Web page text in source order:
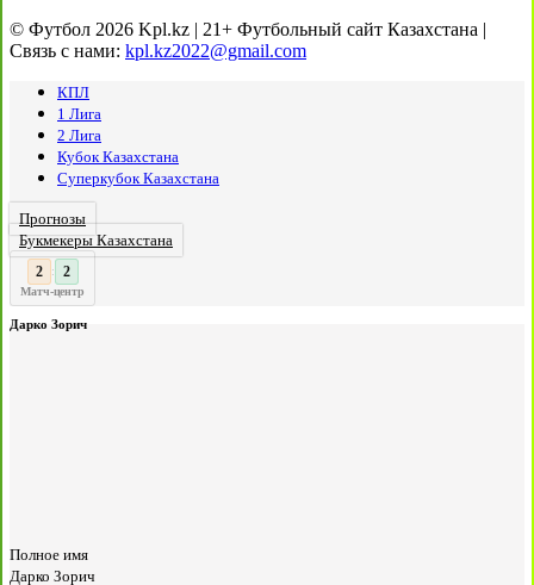
© Футбол 2026 Kpl.kz | 21+ Футбольный сайт Казахстана |
Связь с нами: kpl.kz2022@gmail.com
КПЛ
1 Лига
2 Лига
Кубок Казахстана
Суперкубок Казахстана
Прогнозы
Букмекеры Казахстана
: 2
Матч-центр
Дарко Зорич
Полное имя
Дарко Зорич